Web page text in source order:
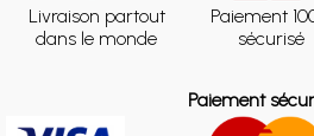
Livraison partout
dans le monde
Paiement
sécurisé
Paiement